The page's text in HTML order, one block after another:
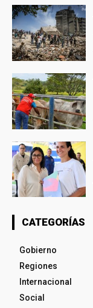
CATEGORÍAS
Gobierno
Regiones
Internacional
Social